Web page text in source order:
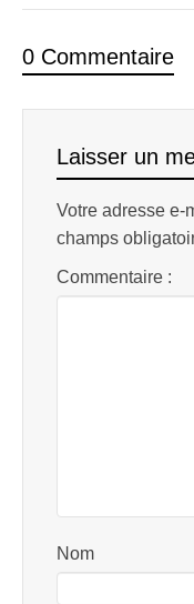
0 Commentaire
Laisser un
Votre adresse e-
champs
Commentaire :
Nom